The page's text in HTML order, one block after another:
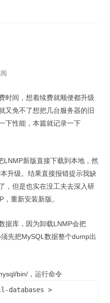
时间，想着续费就顺便都升级
又免不了想把几台服务器的旧
下性能，本篇就记录一下
LNMP新版直接下载到本地，然
升级。结果直接报错提示我缺
，但是也实在没工夫去深入研
重新安装新版。
据库，因为卸载LNMP会把
先把MySQL数据整个dump出
bin/，运行命令
databases >